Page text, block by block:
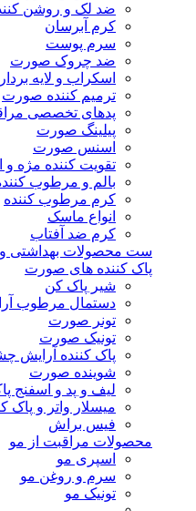
ضد لک و روشن
کرم آبرسان
سرم پوست
ضد چروک صورت
اسکراب و لایه
ترمیم کننده صورت
پدهای تخصصی
پیلینگ صورت
اسنس صورت
تقویت کننده مژه و
بالم و مرطوب
کرم مرطوب کننده
انواع ماسک
کرم ضد آفتاب
ست محصولات بهداشتی و
پاک کننده های صورت
شیر پاک کن
دستمال مرطوب
تونر صورت
تونیک صورت
پاک کننده آرایش
شوینده صورت
لیف و پد و اسفنج
میسلار واتر و پاک
فیس براش
محصولات مراقبت از مو
اسپری مو
سرم و روغن مو
تونیک مو